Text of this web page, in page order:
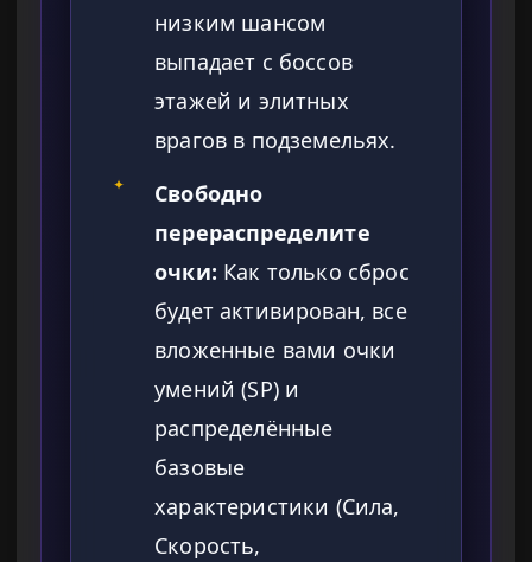
низким шансом
выпадает с боссов
этажей и элитных
врагов в подземельях.
✦
Свободно
перераспределите
очки: Как только сброс
будет активирован, все
вложенные вами очки
умений (SP) и
распределённые
базовые
характеристики (Сила,
Скорость,